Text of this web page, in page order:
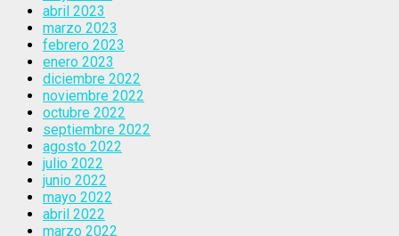
abril 2023
marzo 2023
febrero 2023
enero 2023
diciembre 2022
noviembre 2022
octubre 2022
septiembre 2022
agosto 2022
julio 2022
junio 2022
mayo 2022
abril 2022
marzo 2022